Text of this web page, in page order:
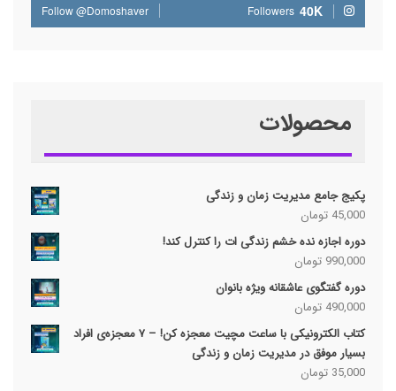
40K
Followers
Follow @Domoshaver
محصولات
پکیج جامع مدیریت زمان و زندگی
45,000 تومان
دوره اجازه نده خشم زندگی ات را کنترل کند!
990,000 تومان
دوره گفتگوی عاشقانه ویژه بانوان
490,000 تومان
کتاب الکترونیکی با ساعت مچیت معجزه کن! – ۷ معجزه‌ی افراد
بسیار موفق در مدیریت زمان و زندگی
35,000 تومان